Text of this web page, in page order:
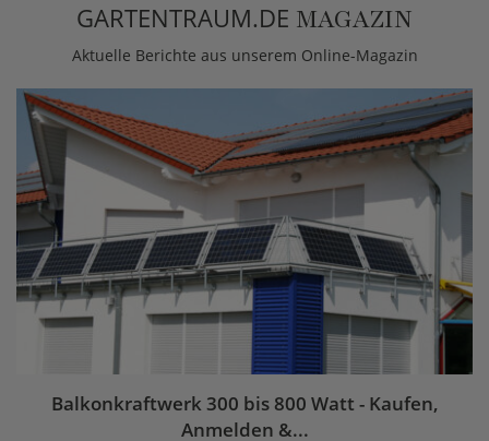
GARTENTRAUM.DE MAGAZIN
Aktuelle Berichte aus unserem Online-Magazin
Balkonkraftwerk 300 bis 800 Watt - Kaufen,
Anmelden &...